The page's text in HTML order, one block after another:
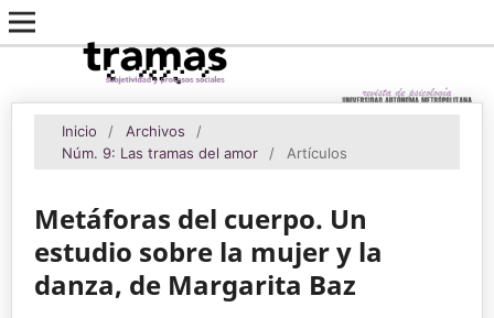
Inicio / Archivos
/
Núm. 9: Las tramas del amor
/ Artículos
Metáforas del cuerpo. Un
estudio sobre la mujer y la
danza, de Margarita Baz